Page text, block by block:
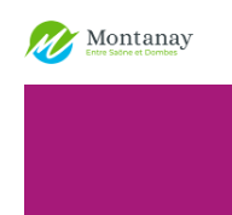
Aller au contenu